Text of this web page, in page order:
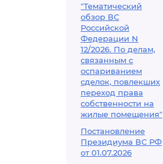
"Тематический
обзор ВС
Российской
Федерации N
12/2026. По делам,
связанным с
оспариванием
сделок, повлекших
переход права
собственности на
жилые помещения"
Постановление
Президиума ВС РФ
от 01.07.2026